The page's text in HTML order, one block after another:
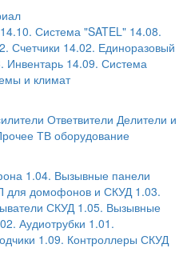
14.10. Система "SATEL" 14.08.
Счетчики 14.02. Единоразовый
Инвентарь 14.09. Система
и климат
Ответвители Делители и
ТВ оборудование
1.04. Вызывные панели
для домофонов и СКУД 1.03.
СКУД 1.05. Вызывные
Аудиотрубки 1.01.
1.09. Контроллеры СКУД